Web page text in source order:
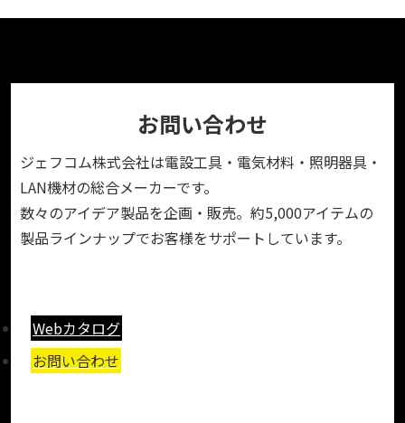
お問い合わせ
ジェフコム株式会社は電設工具・電気材料・照明器具・
LAN機材の総合メーカーです。
数々のアイデア製品を企画・販売。約5,000アイテムの
製品ラインナップでお客様をサポートしています。
Webカタログ
お問い合わせ